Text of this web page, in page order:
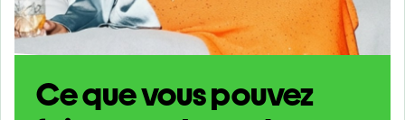
Ce que vous pouvez